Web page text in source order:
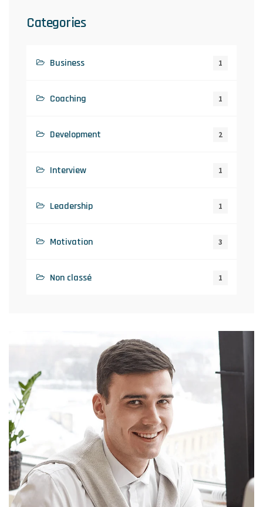
Categories
Business 1
Coaching 1
Development 2
Interview 1
Leadership 1
Motivation 3
Non classé 1